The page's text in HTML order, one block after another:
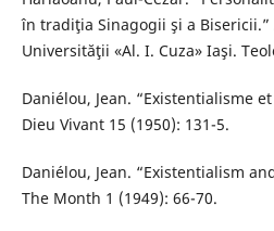
în tradiţia Sinagogii şi a
Universităţii «Al. I. Cuza» Iaşi.
Daniélou, Jean. “Existentialisme
Dieu Vivant 15 (1950): 131-5.
Daniélou, Jean. “Existentialism
The Month 1 (1949): 66-70.